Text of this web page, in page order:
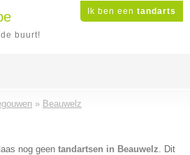
Ik ben een tandarts
buurt!
» Beauwelz
nog geen tandartsen in Beauwelz. Dit